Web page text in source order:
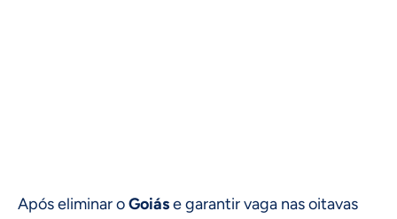
Após eliminar oGoiáse garantir vaga nas oitavas